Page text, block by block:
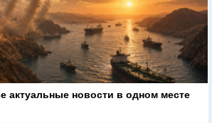
актуальные новости в одном месте